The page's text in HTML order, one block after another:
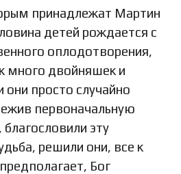
принадлежат Мартин
детей рождается с
оплодотворения,
много двойняшек и
они просто случайно
первоначальную
эту
решили они, все к
Бог